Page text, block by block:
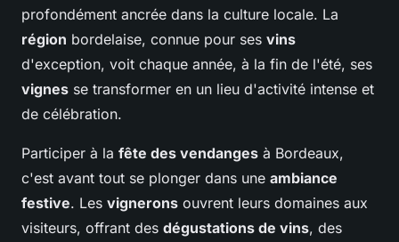
profondément ancrée dans la culture locale. La
région bordelaise, connue pour ses vins
d'exception, voit chaque année, à la fin de l'été, ses
vignes se transformer en un lieu d'activité intense et
de célébration.
Participer à la fête des vendanges à Bordeaux,
c'est avant tout se plonger dans une ambiance
festive. Les vignerons ouvrent leurs domaines aux
visiteurs, offrant des dégustations de vins, des